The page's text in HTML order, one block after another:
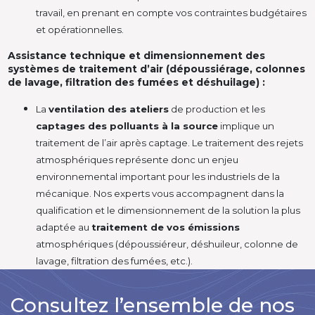
travail, en prenant en compte vos contraintes budgétaires
et opérationnelles.
Assistance technique et dimensionnement des
systèmes de traitement d’air (dépoussiérage, colonnes
de lavage, filtration des fumées et déshuilage) :
La ventilation des ateliers de production et les
captages des polluants à la source implique un
traitement de l’air après captage. Le traitement des rejets
atmosphériques représente donc un enjeu
environnemental important pour les industriels de la
mécanique. Nos experts vous accompagnent dans la
qualification et le dimensionnement de la solution la plus
adaptée au traitement de vos émissions
atmosphériques (dépoussiéreur, déshuileur, colonne de
lavage, filtration des fumées, etc.).
Consultez l’ensemble de nos